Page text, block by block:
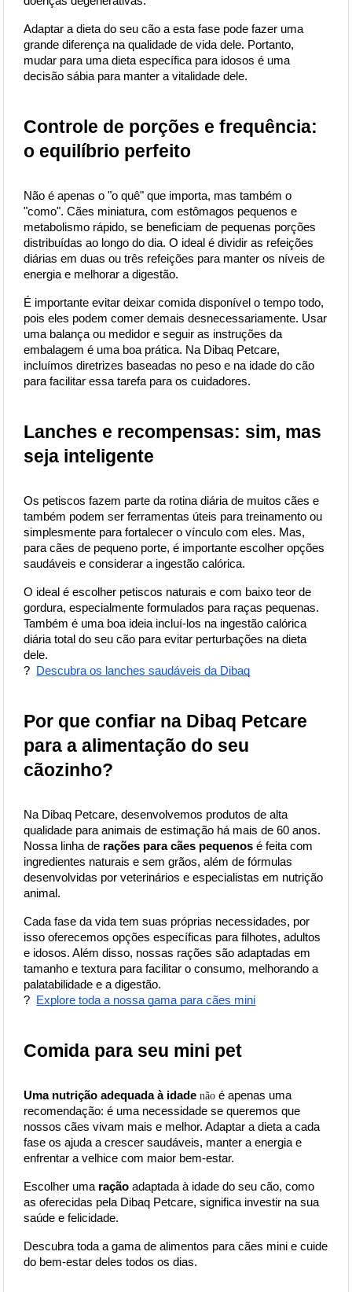
Adaptar a dieta do seu cão a esta fase pode fazer uma
grande diferença na qualidade de vida dele. Portanto,
mudar para uma dieta específica para idosos é uma
decisão sábia para manter a vitalidade dele.
Controle de porções e frequência:
o equilíbrio perfeito
Não é apenas o "o quê" que importa, mas também o
"como". Cães miniatura, com estômagos pequenos e
metabolismo rápido, se beneficiam de pequenas porções
distribuídas ao longo do dia. O ideal é dividir as refeições
diárias em duas ou três refeições para manter os níveis de
energia e melhorar a digestão.
É importante evitar deixar comida disponível o tempo todo,
pois eles podem comer demais desnecessariamente. Usar
uma balança ou medidor e seguir as instruções da
embalagem é uma boa prática. Na Dibaq Petcare,
incluímos diretrizes baseadas no peso e na idade do cão
para facilitar essa tarefa para os cuidadores.
Lanches e recompensas: sim, mas
seja inteligente
Os petiscos fazem parte da rotina diária de muitos cães e
também podem ser ferramentas úteis para treinamento ou
simplesmente para fortalecer o vínculo com eles. Mas,
para cães de pequeno porte, é importante escolher opções
saudáveis e considerar a ingestão calórica.
O ideal é escolher petiscos naturais e com baixo teor de
gordura, especialmente formulados para raças pequenas.
Também é uma boa ideia incluí-los na ingestão calórica
diária total do seu cão para evitar perturbações na dieta
dele.
?
Descubra os lanches saudáveis da Dibaq
Por que confiar na Dibaq Petcare
para a alimentação do seu
cãozinho?
Na Dibaq Petcare, desenvolvemos produtos de alta
qualidade para animais de estimação há mais de 60 anos.
Nossa linha de rações para cães pequenos é feita com
ingredientes naturais e sem grãos, além de fórmulas
desenvolvidas por veterinários e especialistas em nutrição
animal.
Cada fase da vida tem suas próprias necessidades, por
isso oferecemos opções específicas para filhotes, adultos
e idosos. Além disso, nossas rações são adaptadas em
tamanho e textura para facilitar o consumo, melhorando a
palatabilidade e a digestão.
?
Explore toda a nossa gama para cães mini
Comida para seu mini pet
Uma nutrição adequada à idade nãoé apenas uma
recomendação: é uma necessidade se queremos que
nossos cães vivam mais e melhor. Adaptar a dieta a cada
fase os ajuda a crescer saudáveis, manter a energia e
enfrentar a velhice com maior bem-estar.
Escolher uma ração adaptada à idade do seu cão, como
as oferecidas pela Dibaq Petcare, significa investir na sua
saúde e felicidade.
Descubra toda a gama de alimentos para cães mini e cuide
do bem-estar deles todos os dias.